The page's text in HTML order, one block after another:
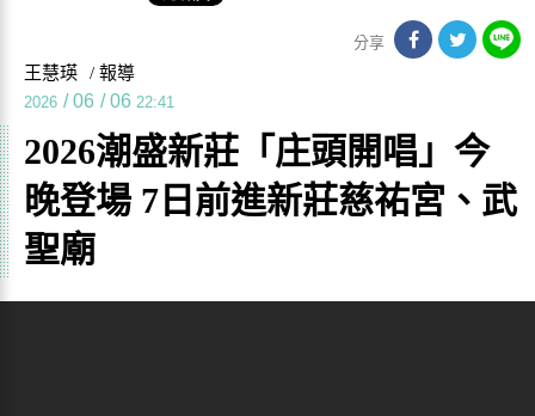
分享
王慧瑛 / 報導
2026 / 06 / 06 22:41
2026潮盛新莊「庄頭開唱」今
晚登場 7日前進新莊慈祐宮、武
聖廟